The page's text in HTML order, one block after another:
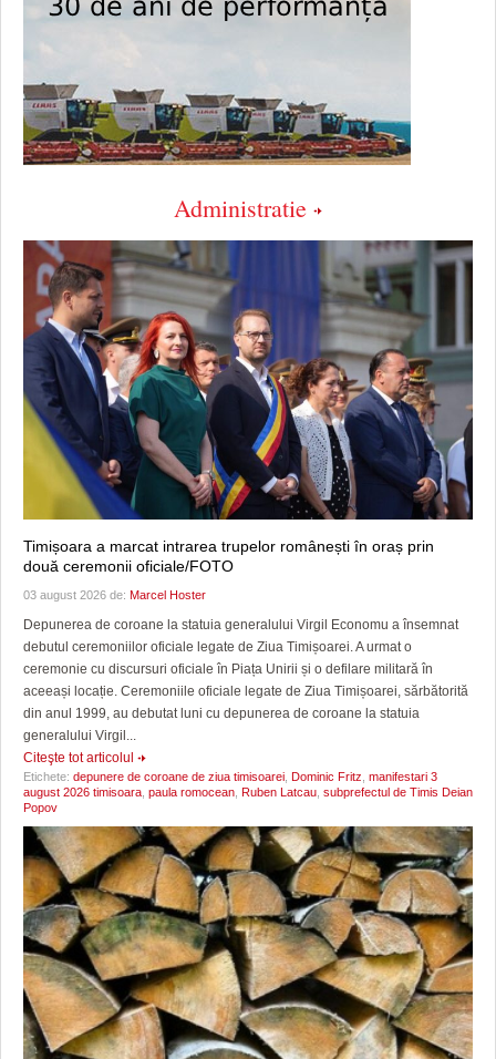
Administratie
Timișoara a marcat intrarea trupelor românești în oraș prin
două ceremonii oficiale/FOTO
03 august 2026 de: Marcel Hoster
Depunerea de coroane la statuia generalului Virgil Economu a însemnat
debutul ceremoniilor oficiale legate de Ziua Timișoarei. A urmat o
ceremonie cu discursuri oficiale în Piața Unirii și o defilare militară în
aceeași locație. Ceremoniile oficiale legate de Ziua Timișoarei, sărbătorită
din anul 1999, au debutat luni cu depunerea de coroane la statuia
generalului Virgil...
Citeşte tot articolul
Etichete: depunere de coroane de ziua timisoarei Dominic Fritz manifestari 3
august 2026 timisoara paula romocean Ruben Latcau subprefectul de Timis Deian
Popov